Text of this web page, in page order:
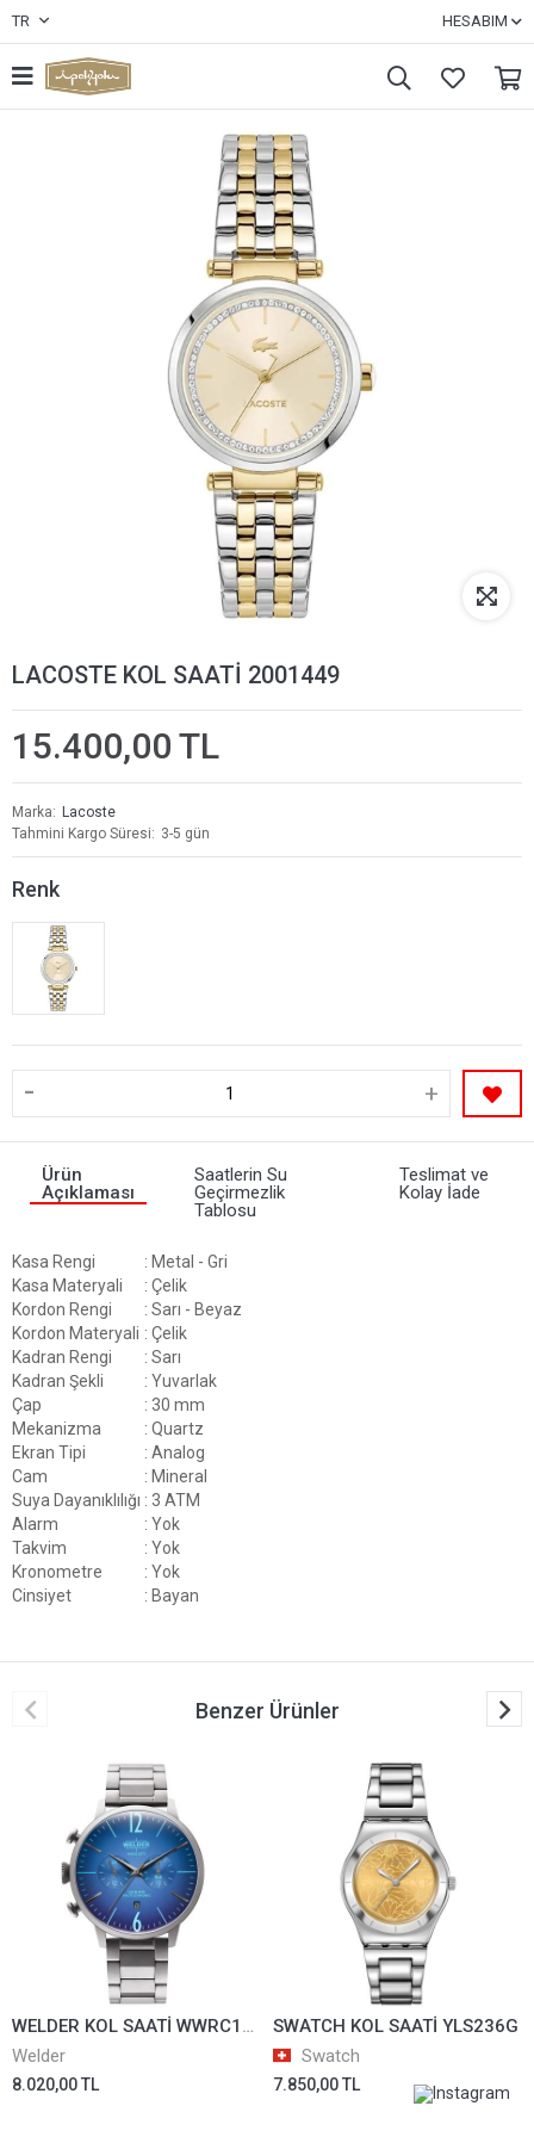
TR HESABIM
LACOSTE KOL SAATİ 2001449
15.400,00 TL
Marka
Lacoste
Tahmini Kargo Süresi
3-5 gün
Renk
- +
Ürün
Açıklaması
Saatlerin Su
Geçirmezlik
Tablosu
Teslimat ve
Kolay İade
Kasa Rengi
: Metal - Gri
Kasa Materyali
: Çelik
Kordon Rengi
: Sarı - Beyaz
Kordon Materyali : Çelik
Kadran Rengi
: Sarı
Kadran Şekli
: Yuvarlak
Çap
: 30 mm
Mekanizma
: Quartz
Ekran Tipi
: Analog
Cam
: Mineral
Suya Dayanıklılığı : 3 ATM
Alarm
: Yok
Takvim
: Yok
Kronometre
: Yok
Cinsiyet
: Bayan
Benzer Ürünler
WELDER KOL SAATİ WWRC1029
Welder
8.020,00 TL
SWATCH KOL SAATİ YLS236G
Swatch
7.850,00 TL